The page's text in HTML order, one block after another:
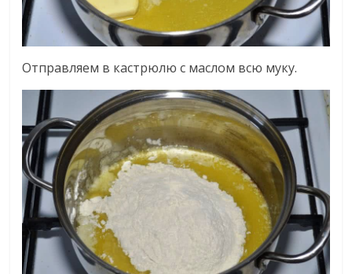
Отправляем в кастрюлю с маслом всю муку.